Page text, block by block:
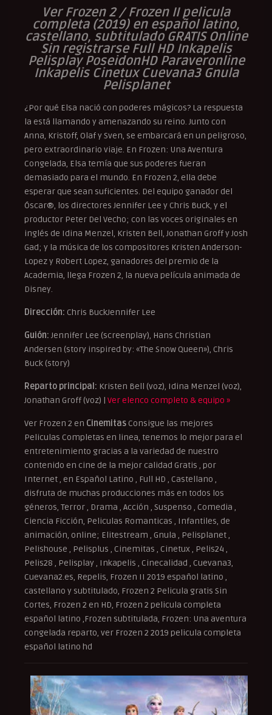
Ver Frozen 2 / Frozen II pelicula
completa (2019) en español latino,
castellano, subtitulado GRATIS Online
Sin registrarse Full HD Inkapelis
Pelisplay PoseidonHD Paraveronline
Inkapelis Cinetux Cuevana3 Gnula
Pelisplanet
¿Por qué Elsa nació con poderes mágicos? La respuesta
la está llamando y amenazando su reino. Junto con
Anna, Kristoff, Olaf y Sven, se embarcará en un peligroso,
pero extraordinario viaje. En Frozen: Una Aventura
Congelada, Elsa temía que sus poderes fueran
demasiado para el mundo. En Frozen 2, ella debe
esperar que sean suficientes. Del equipo ganador del
Óscar®, los directores Jennifer Lee y Chris Buck, y el
productor Peter Del Vecho; con las voces originales en
inglés de Idina Menzel, Kristen Bell, Jonathan Groff y Josh
Gad; y la música de los compositores Kristen Anderson-
Lopez y Robert Lopez, ganadores del premio de la
Academia, llega Frozen 2, la nueva película animada de
Disney.
Dirección: Chris BuckJennifer Lee
Guión: Jennifer Lee (screenplay), Hans Christian
Andersen (story inspired by: «The Snow Queen»), Chris
Buck (story)
Reparto principal: Kristen Bell (voz), Idina Menzel (voz),
Jonathan Groff (voz) | Ver elenco completo & equipo »
Ver Frozen 2 en Cinemitas Consigue las mejores
Peliculas Completas en linea, tenemos lo mejor para el
entretenimiento gracias a la variedad de nuestro
contenido en cine de la mejor calidad Gratis , por
Internet , en Español Latino , Full HD , Castellano ,
disfruta de muchas producciones más en todos los
géneros, Terror , Drama , Acción , Suspenso , Comedia ,
Ciencia Ficción, Peliculas Romanticas , Infantiles, de
animación, online; Elitestream , Gnula , Pelisplanet ,
Pelishouse , Pelisplus , Cinemitas , Cinetux , Pelis24 ,
Pelis28 , Pelisplay , Inkapelis , Cinecalidad , Cuevana3,
Cuevana2.es, Repelis, Frozen II 2019 español latino ,
castellano y subtitulado, Frozen 2 Pelicula gratis Sin
Cortes, Frozen 2 en HD, Frozen 2 pelicula completa
español latino ,Frozen subtitulada, Frozen: Una aventura
congelada reparto, ver Frozen 2 2019 pelicula completa
español latino hd